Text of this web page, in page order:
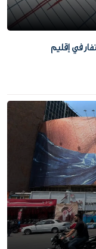
مصابين واستنفار في إقليم